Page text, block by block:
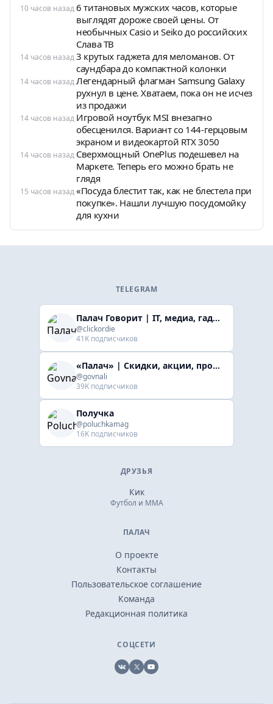
10 часов назад6 титановых мужских часов, которые
выглядят дороже своей цены. От
необычных Casio и Seiko до российских
Слава ТВ
14 часов назад3 крутых гаджета для меломанов. От
саундбара до компактной колонки
14 часов назадЛегендарный флагман Samsung Galaxy
рухнул в цене. Хватаем, пока он не исчез
из продажи
14 часов назад Игровой ноутбук MSI внезапно
обесценился. Вариант со 144-герцовым
экраном и видеокартой RTX 3050
14 часов назад Сверхмощный OnePlus подешевел на
Маркете. Теперь его можно брать не
глядя
15 часов назад«Посуда блестит так, как не блестела при
покупке». Нашли лучшую посудомойку
для кухни
TELEGRAM
Палач Говорит | IT, медиа, гaджеты, скидки
@clickordie
41K подписчиков
«Палач» | Скидки, акции, промокоды
@govnali
39K подписчиков
Получка
@poluchkamag
16K подписчиков
ДРУЗЬЯ
Кик
Футбол и ММА
ПАЛАЧ
О проекте
Контакты
Пользовательское соглашение
Команда
Редакционная политика
СОЦСЕТИ
VK X YouTube